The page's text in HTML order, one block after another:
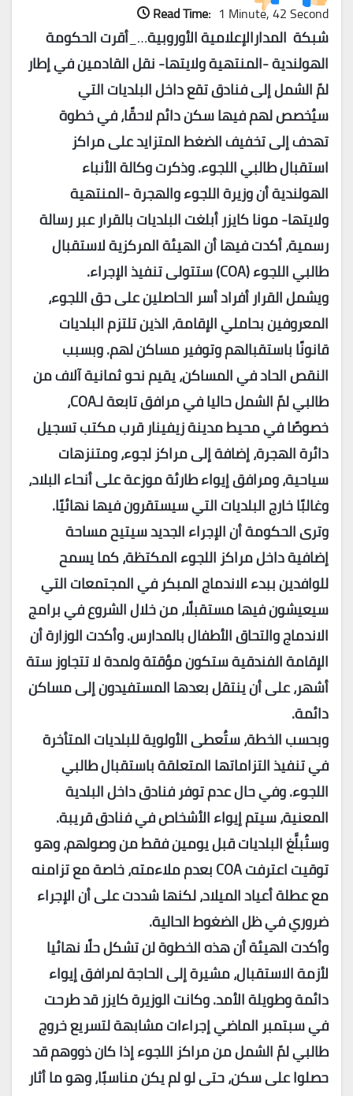
Read Time: 1 Minute, 42 Second
شبكة المدارالإعلامية الأوروبية…_ أقرت الحكومة
الهولندية -المنتهية ولايتها- نقل القادمين في إطار
لمّ الشمل إلى فنادق تقع داخل البلديات التي
سيُخصص لهم فيها سكن دائم لاحقًا، في خطوة
تهدف إلى تخفيف الضغط المتزايد على مراكز
استقبال طالبي اللجوء. وذكرت وكالة الأنباء
الهولندية أن وزيرة اللجوء والهجرة -المنتهية
ولايتها- مونا كايزر أبلغت البلديات بالقرار عبر رسالة
رسمية، أكدت فيها أن الهيئة المركزية لاستقبال
طالبي اللجوء (COA) ستتولى تنفيذ الإجراء.
ويشمل القرار أفراد أسر الحاصلين على حق اللجوء،
المعروفين بحاملي الإقامة، الذين تلتزم البلديات
قانونًا باستقبالهم وتوفير مساكن لهم. وبسبب
النقص الحاد في المساكن، يقيم نحو ثمانية آلاف من
طالبي لمّ الشمل حاليا في مرافق تابعة لـCOA،
خصوصًا في محيط مدينة زيفينار قرب مكتب تسجيل
دائرة الهجرة، إضافة إلى مراكز لجوء، ومتنزهات
سياحية، ومرافق إيواء طارئة موزعة على أنحاء البلاد،
وغالبًا خارج البلديات التي سيستقرون فيها نهائيًا.
وترى الحكومة أن الإجراء الجديد سيتيح مساحة
إضافية داخل مراكز اللجوء المكتظة، كما يسمح
للوافدين ببدء الاندماج المبكر في المجتمعات التي
سيعيشون فيها مستقبلًا، من خلال الشروع في برامج
الاندماج والتحاق الأطفال بالمدارس. وأكدت الوزارة أن
الإقامة الفندقية ستكون مؤقتة ولمدة لا تتجاوز ستة
أشهر، على أن ينتقل بعدها المستفيدون إلى مساكن
دائمة.
وبحسب الخطة، ستُعطى الأولوية للبلديات المتأخرة
في تنفيذ التزاماتها المتعلقة باستقبال طالبي
اللجوء. وفي حال عدم توفر فنادق داخل البلدية
المعنية، سيتم إيواء الأشخاص في فنادق قريبة.
وستُبلَّغ البلديات قبل يومين فقط من وصولهم، وهو
توقيت اعترفتCOAبعدم ملاءمته، خاصة مع تزامنه
مع عطلة أعياد الميلاد، لكنها شددت على أن الإجراء
ضروري في ظل الضغوط الحالية.
وأكدت الهيئة أن هذه الخطوة لن تشكل حلًا نهائيا
لأزمة الاستقبال، مشيرة إلى الحاجة لمرافق إيواء
دائمة وطويلة الأمد. وكانت الوزيرة كايزر قد طرحت
في سبتمبر الماضي إجراءات مشابهة لتسريع خروج
طالبي لمّ الشمل من مراكز اللجوء إذا كان ذووهم قد
حصلوا على سكن، حتى لو لم يكن مناسبًا، وهو ما أثار